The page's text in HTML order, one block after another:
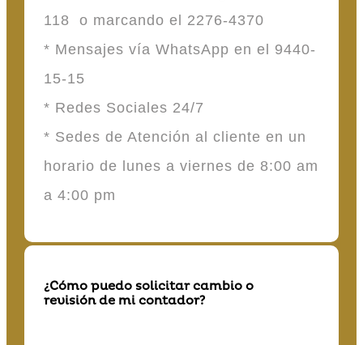
118 o marcando el 2276-4370
* Mensajes vía WhatsApp en el 9440-
15-15
* Redes Sociales 24/7
* Sedes de Atención al cliente en un
horario de lunes a viernes de 8:00 am
a 4:00 pm
¿Cómo puedo solicitar cambio o
revisión de mi contador?